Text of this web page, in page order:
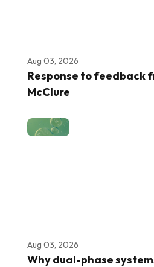
Aug 03, 2026
Response to feedback
McClure
Aug 03, 2026
Why dual-phase